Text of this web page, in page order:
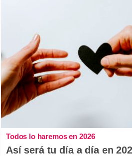
Todos lo haremos en 2026
Así será tu día a día en